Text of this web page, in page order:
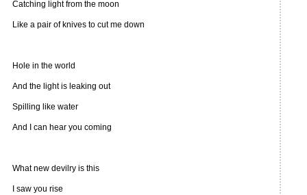
Catching light from the moon
Like a pair of knives to cut me down
Hole in the world
And the light is leaking out
Spilling like water
And I can hear you coming
What new devilry is this
I saw you rise